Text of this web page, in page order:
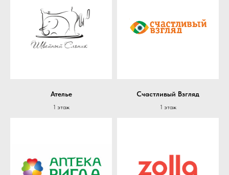
Ателье
1 этаж
Счастливый Взгляд
1 этаж